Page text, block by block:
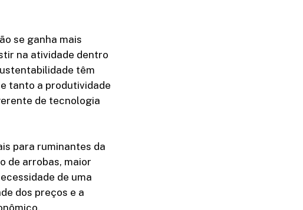
se ganha mais
na atividade dentro
têm
tanto a produtividade
de tecnologia
para ruminantes da
de arrobas, maior
de uma
dos preços e a